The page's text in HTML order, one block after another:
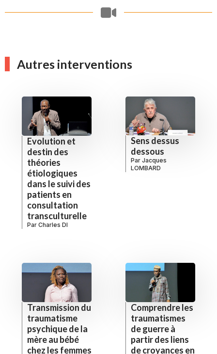
Autres interventions
Evolution et
destin des
théories
étiologiques
dans le suivi des
patients en
consultation
transculturelle
Par Charles DI
Sens dessus
dessous
Par Jacques
LOMBARD
Transmission du
traumatisme
psychique de la
mère au bébé
chez les femmes
Comprendre les
traumatismes
de guerre à
partir des liens
de croyances en